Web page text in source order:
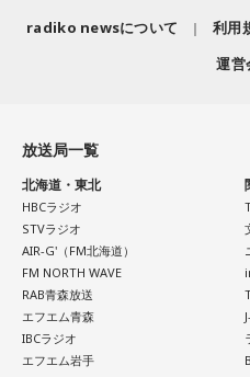
り、不要に感じるものは手放
取ってリフレッシュするのも良
【12位】射手座（いて座）
心のモヤモヤが目立つような
時間を大切にしたり、のんび
しょう。
【今日の一言メッセージ】
今日は不要なものを手放した
て言葉にすることで、人生を
ーでは、来場者が選んだ“人生
る思い出を紹介。音楽を通し
がら、これからの“自分らしい
した。田村は、人生の最後に
で流す曲は決めている。しか
て、毎日ギターの弾き語りを
しているんです。娘たちにも
式のときに『パパが弾いてた
radiko newsについて 利用
運営
放送局一覧
北海道・東北
HBCラジオ
STVラジオ
AIR-G'（FM北海道）
FM NORTH WAVE
RAB青森放送
エフエム青森
IBCラジオ
エフエム岩手